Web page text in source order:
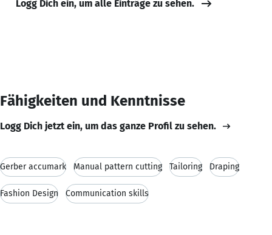
Logg Dich ein, um alle Einträge zu sehen.
Fähigkeiten und Kenntnisse
Logg Dich jetzt ein, um das ganze Profil zu sehen.
Gerber accumark Manual pattern cutting Tailoring Draping
Fashion Design Communication skills